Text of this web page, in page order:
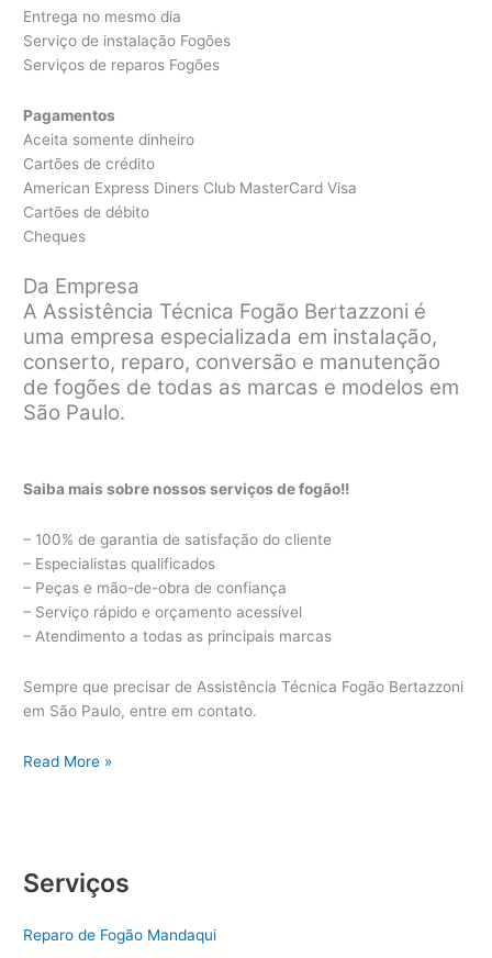
Entrega no mesmo dia
Serviço de instalação Fogões
Serviços de reparos Fogões
Pagamentos
Aceita somente dinheiro
Cartões de crédito
American Express Diners Club MasterCard Visa
Cartões de débito
Cheques
Da Empresa
A Assistência Técnica Fogão Bertazzoni é
uma empresa especializada em instalação,
conserto, reparo, conversão e manutenção
de fogões de todas as marcas e modelos em
São Paulo.
Saiba mais sobre nossos serviços de fogão!!
– 100% de garantia de satisfação do cliente
– Especialistas qualificados
– Peças e mão-de-obra de confiança
– Serviço rápido e orçamento acessível
– Atendimento a todas as principais marcas
Sempre que precisar de Assistência Técnica Fogão Bertazzoni
em São Paulo, entre em contato.
Assistência
Read More »
Serviços
Reparo de Fogão Mandaqui